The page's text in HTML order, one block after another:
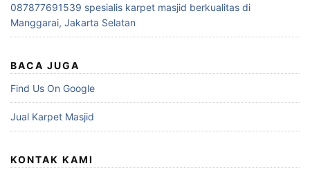
087877691539 spesialis karpet masjid berkualitas di
Manggarai, Jakarta Selatan
BACA JUGA
Find Us On Google
Jual Karpet Masjid
KONTAK KAMI